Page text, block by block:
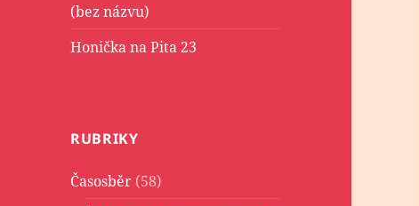
(bez názvu)
Honička na Pita 23
RUBRIKY
Časosběr (58)